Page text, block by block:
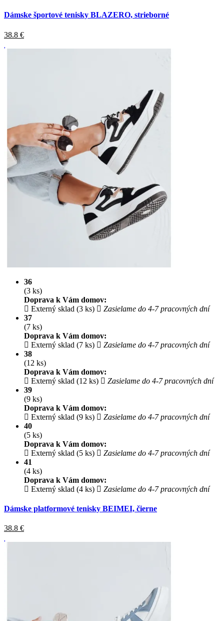
Dámske športové tenisky BLAZERO, strieborné
38.8 €
36
(3 ks)
Doprava k Vám domov:
Externý sklad (3 ks)
Zasielame do 4-7 pracovných dní
37
(7 ks)
Doprava k Vám domov:
Externý sklad (7 ks)
Zasielame do 4-7 pracovných dní
38
(12 ks)
Doprava k Vám domov:
Externý sklad (12 ks)
Zasielame do 4-7 pracovných dní
39
(9 ks)
Doprava k Vám domov:
Externý sklad (9 ks)
Zasielame do 4-7 pracovných dní
40
(5 ks)
Doprava k Vám domov:
Externý sklad (5 ks)
Zasielame do 4-7 pracovných dní
41
(4 ks)
Doprava k Vám domov:
Externý sklad (4 ks)
Zasielame do 4-7 pracovných dní
Dámske platformové tenisky BEIMEI, čierne
38.8 €